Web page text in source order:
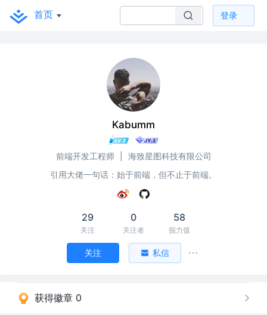
首页 登录
Kabumm
前端开发工程师
海致星图科技有限公司
引用大佬一句话：始于前端，但不止于前端。
29
关注
0
关注者
58
掘力值
关注 私信
获得徽章 0